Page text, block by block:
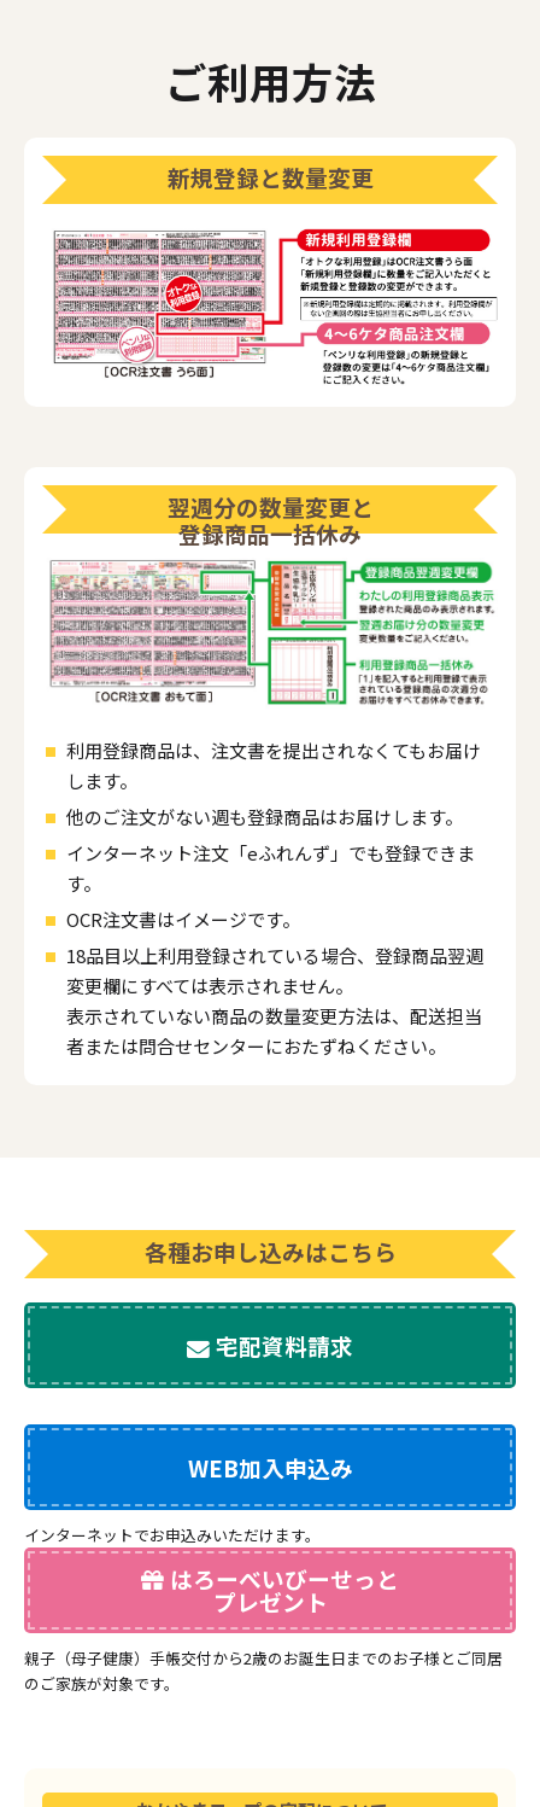
ご利用方法
新規登録と数量変更
翌週分の数量変更と
登録商品一括休み
利用登録商品は、注文書を提出されなくてもお届け
します。
他のご注文がない週も登録商品はお届けします。
インターネット注文「eふれんず」でも登録できま
す。
OCR注文書はイメージです。
18品目以上利用登録されている場合、登録商品翌週
変更欄にすべては表示されません。
表示されていない商品の数量変更方法は、配送担当
者または問合せセンターにおたずねください。
各種お申し込みはこちら
宅配資料請求
WEB加入申込み
インターネットでお申込みいただけます。
はろーべいびーせっと
プレゼント
親子（母子健康）手帳交付から2歳のお誕生日までのお子様とご同居
のご家族が対象です。